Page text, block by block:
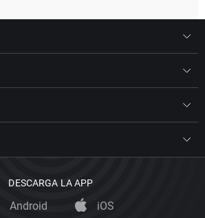
DESCARGA LA APP
Android iOS